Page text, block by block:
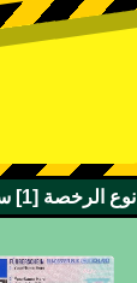
نوع الرخصة [1] سويسرا، ألمانيا، فرنسا، بلجيكا، موناكو، تايوان